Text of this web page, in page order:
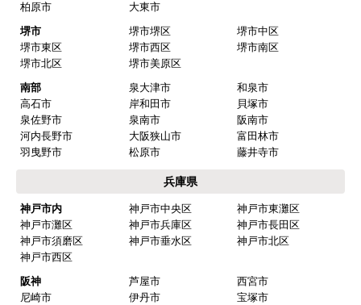
サンタとチャボさん
2026年4月1日 11:02
欲しい商品をスムーズに注文できましたか？
ショップからの連絡や対応は適切でしたか？
はい
予定の期日までに商品が届きましたか？
商品の梱包は必要十分なものでしたか？
はい
またこのショップを利用したいですか？
柏原市
大東市
堺市
堺市堺区
堺市中区
堺市東区
堺市西区
堺市南区
堺市北区
堺市美原区
南部
泉大津市
和泉市
高石市
岸和田市
貝塚市
泉佐野市
泉南市
阪南市
河内長野市
大阪狭山市
富田林市
羽曳野市
松原市 藤井寺市
兵庫県
神戸市内 神戸市中央区
神戸市東灘区
神戸市灘区
神戸市兵庫区
神戸市長田区
神戸市須磨区
神戸市垂水区
神戸市北区
神戸市西区
阪神
芦屋市
西宮市
尼崎市
伊丹市
宝塚市